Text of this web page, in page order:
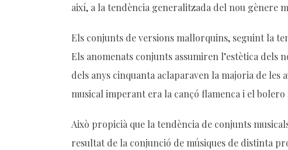
així, a la tendència generalitzada del nou gènere
Els conjunts de versions mallorquins, seguint la
Els anomenats conjunts assumiren l’estètica
dels anys cinquanta aclaparaven la majoria de
musical imperant era la cançó flamenca i el
Això propicià que la tendència de conjunts
resultat de la conjunció de músiques de distinta